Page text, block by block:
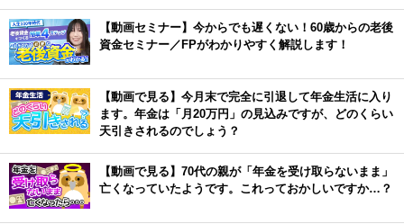
【動画セミナー】今からでも遅くない！60歳からの老後
資金セミナー／FPがわかりやすく解説します！
【動画で見る】今月末で完全に引退して年金生活に入り
ます。年金は「月20万円」の見込みですが、どのくらい
天引きされるのでしょう？
【動画で見る】70代の親が「年金を受け取らないまま」
亡くなっていたようです。これっておかしいですか…？